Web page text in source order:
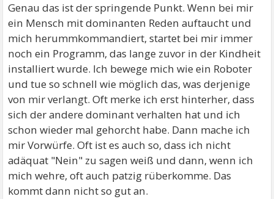
Genau das ist der springende Punkt. Wenn bei mir
ein Mensch mit dominanten Reden auftaucht und
mich herummkommandiert, startet bei mir immer
noch ein Programm, das lange zuvor in der Kindheit
installiert wurde. Ich bewege mich wie ein Roboter
und tue so schnell wie möglich das, was derjenige
von mir verlangt. Oft merke ich erst hinterher, dass
sich der andere dominant verhalten hat und ich
schon wieder mal gehorcht habe. Dann mache ich
mir Vorwürfe. Oft ist es auch so, dass ich nicht
adäquat "Nein" zu sagen weiß und dann, wenn ich
mich wehre, oft auch patzig rüberkomme. Das
kommt dann nicht so gut an.